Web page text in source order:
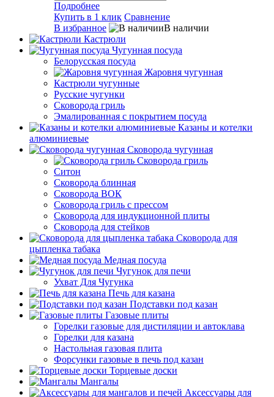
Подробнее
Купить в 1 клик Сравнение
В избранное
В наличии
Кастрюли
Чугунная посуда
Белорусская посуда
Жаровня чугунная
Кастрюли чугунные
Русские чугунки
Сковорода гриль
Эмалированная с покрытием посуда
Казаны и котелки
алюминиевые
Сковорода чугунная
Сковорода гриль
Ситон
Сковорода блинная
Сковорода ВОК
Сковорода гриль с прессом
Сковорода для индукционной плиты
Сковорода для стейков
Сковорода для
цыпленка табака
Медная посуда
Чугунок для печи
Ухват Для Чугунка
Печь для казана
Подставки под казан
Газовые плиты
Горелки газовые для дистиляции и автоклава
Горелки для казана
Настольная газовая плита
Форсунки газовые в печь под казан
Торцевые доски
Мангалы
Аксессуары для